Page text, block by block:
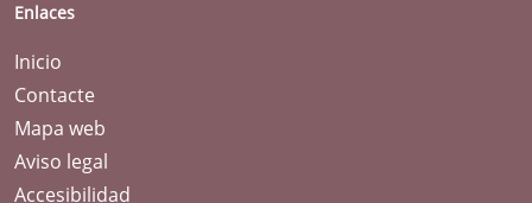
Enlaces
Inicio
Contacte
Mapa web
Aviso legal
Accesibilidad